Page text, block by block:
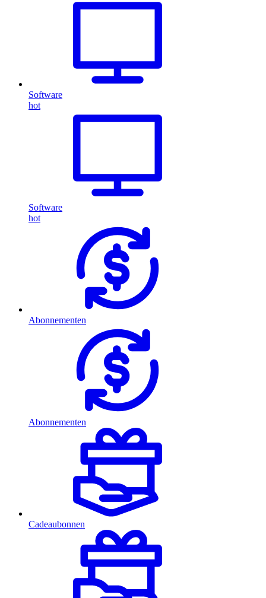
Software
hot
Software
hot
Abonnementen
Abonnementen
Cadeaubonnen